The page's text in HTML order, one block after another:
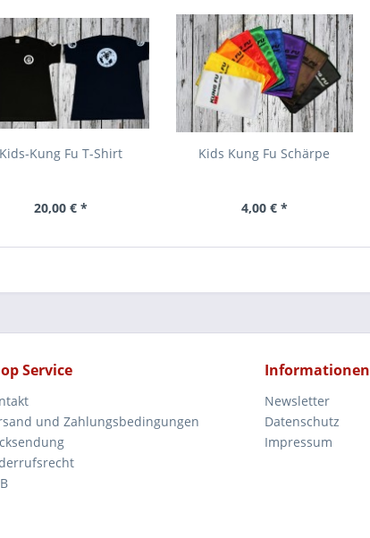
Kids-Kung Fu T-Shirt
20,00 € *
Kids Kung Fu Schärpe
4,00 € *
Service
und Zahlungsbedingungen
Informationen
Newsletter
Datenschutz
Impressum